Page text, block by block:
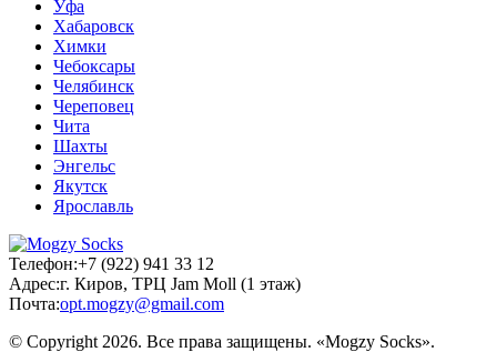
Уфа
Хабаровск
Химки
Чебоксары
Челябинск
Череповец
Чита
Шахты
Энгельс
Якутск
Ярославль
Телефон:+7 (922) 941 33 12
Адрес:г. Киров, ТРЦ Jam Moll (1 этаж)
Почта:opt.mogzy@gmail.com
© Copyright 2026. Все права защищены. «Mogzy Socks».